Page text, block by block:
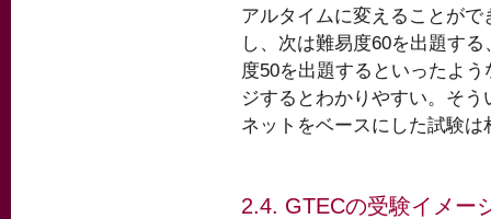
アルタイムに変えることが
し、次は難易度60を出題す
度50を出題するといったよ
ジするとわかりやすい。そ
ネットをベースにした試験は
2.4. GTECの受験イメー